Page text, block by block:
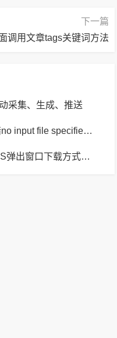
下一篇
调用文章tags关键词方法
采集、生成、推送
苹果cms模板苹果cms模板php报错no input file specified解决方法
苹果cms模板苹果cms模板帝国CMS弹出窗口下载方式改为点击链接直接下载教程